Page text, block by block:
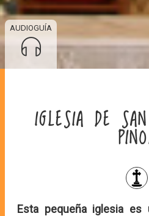
AUDIOGUÍA
IGLESIA DE
Esta pequeña iglesia es